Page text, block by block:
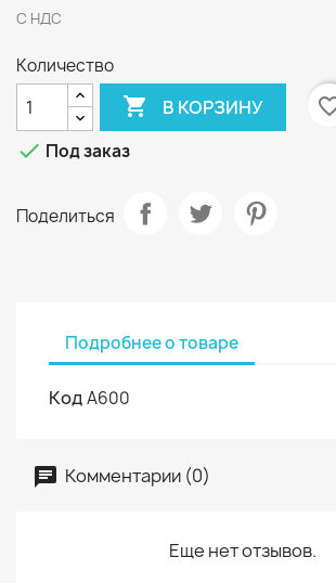
С НДС
Количество
 В КОРЗИНУ
 Под заказ
Поделиться
Подробнее о товаре
КодA600
Комментарии (0)
Еще нет отзывов.